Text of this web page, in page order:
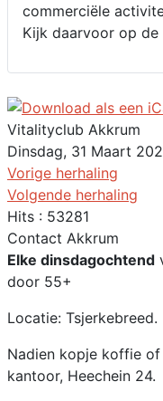
commerciële
Kijk daarvoor op de
Vitalityclub Akkrum
Dinsdag, 31 Maart
Vorige herhaling
Volgende herhaling
Hits : 53281
Contact Akkrum
Elke dinsdagochtend
door 55+
Locatie: Tsjerkebreed.
Nadien kopje koffie
kantoor, Heechein 24.